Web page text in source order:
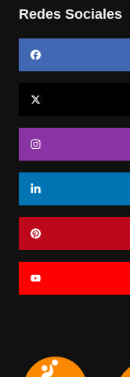
Redes Sociales